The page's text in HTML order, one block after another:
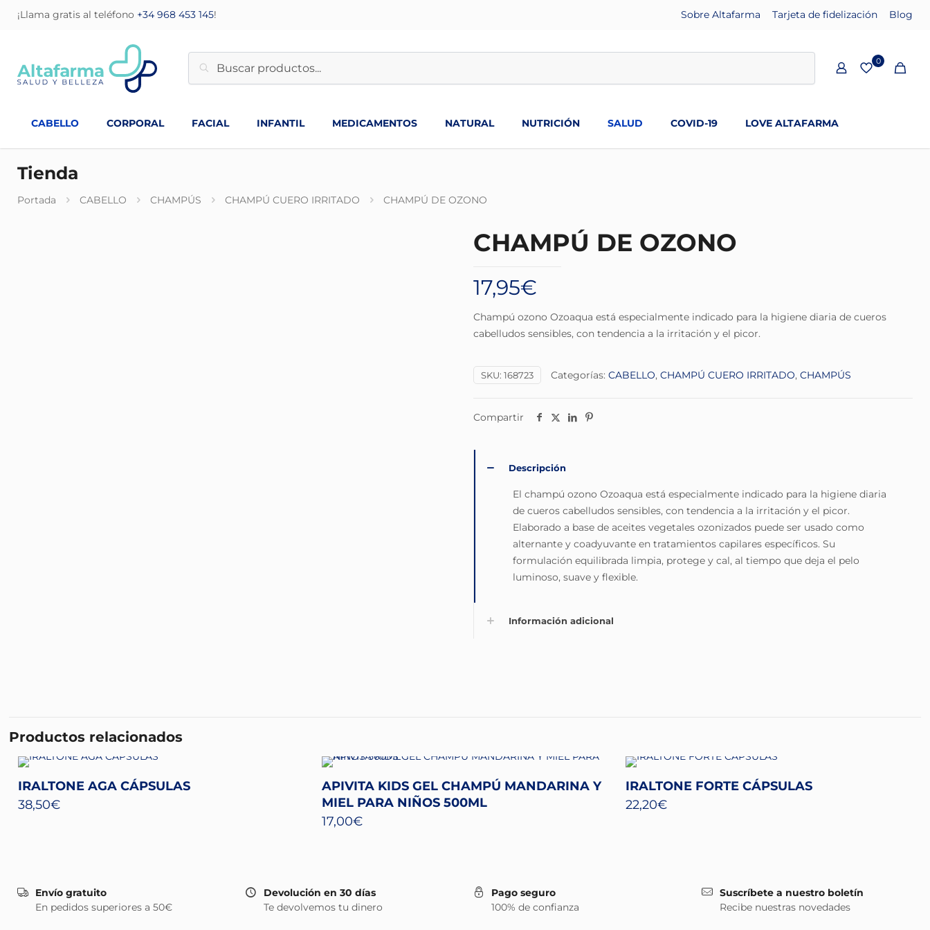
¡Llama gratis al teléfono +34 968 453 145! Sobre Altafarma Tarjeta de fidelización Blog
0
CABELLO CORPORAL FACIAL INFANTIL MEDICAMENTOS NATURAL NUTRICIÓN SALUD COVID-19 LOVE ALTAFARMA
Tienda
Portada CABELLO CHAMPÚS CHAMPÚ CUERO IRRITADO CHAMPÚ DE OZONO
CHAMPÚ DE OZONO
17,95€
Champú ozono Ozoaqua está especialmente indicado para la higiene diaria de cueros
cabelludos sensibles, con tendencia a la irritación y el picor.
SKU: 168723 Categorías: CABELLO, CHAMPÚ CUERO IRRITADO, CHAMPÚS
Compartir
Descripción
El champú ozono Ozoaqua está especialmente indicado para la higiene diaria
de cueros cabelludos sensibles, con tendencia a la irritación y el picor.
Elaborado a base de aceites vegetales ozonizados puede ser usado como
alternante y coadyuvante en tratamientos capilares específicos. Su
formulación equilibrada limpia, protege y cal, al tiempo que deja el pelo
luminoso, suave y flexible.
Información adicional
Productos relacionados
IRALTONE AGA CÁPSULAS
38,50€
APIVITA KIDS GEL CHAMPÚ MANDARINA Y
MIEL PARA NIÑOS 500ML
17,00€
IRALTONE FORTE CÁPSULAS
22,20€
Envío gratuito
En pedidos superiores a 50€
Devolución en 30 días
Te devolvemos tu dinero
Pago seguro
100% de confianza
Suscríbete a nuestro boletín
Recibe nuestras novedades